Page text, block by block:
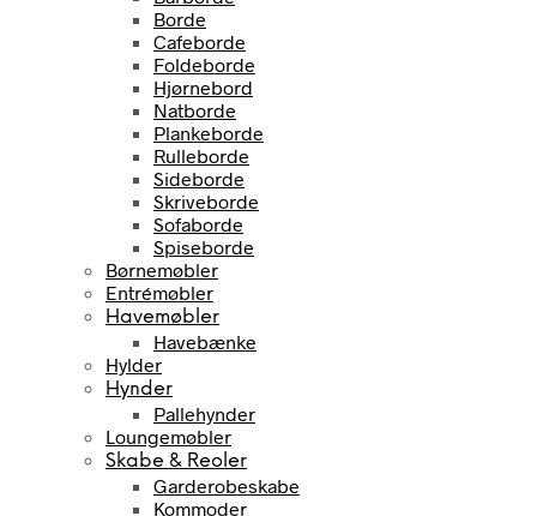
Borde
Cafeborde
Foldeborde
Hjørnebord
Natborde
Plankeborde
Rulleborde
Sideborde
Skriveborde
Sofaborde
Spiseborde
Børnemøbler
Entrémøbler
Havemøbler
Havebænke
Hylder
Hynder
Pallehynder
Loungemøbler
Skabe & Reoler
Garderobeskabe
Kommoder